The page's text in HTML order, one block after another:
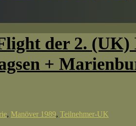
der 2.
+
, Manöver 1989, Teilnehmer-UK